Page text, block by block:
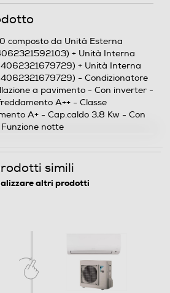
composto da Unità Esterna
+ Unità Interna
+ Unità Interna
- Condizionatore
a pavimento - Con inverter -
A++ - Classe
A+ - Cap.caldo 3,8 Kw - Con
notte
simili
altri prodotti